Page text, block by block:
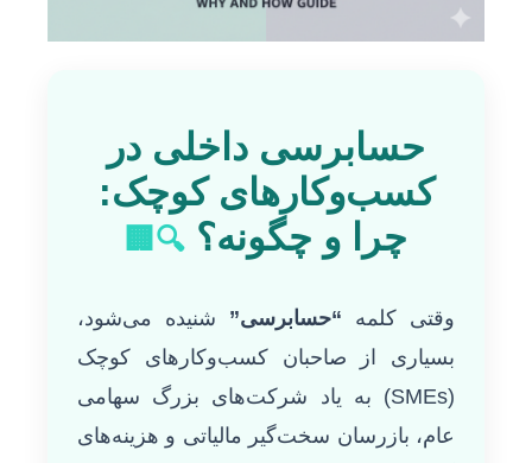
حسابرسی داخلی در
کسب‌وکارهای کوچک:
چرا و چگونه؟ 🔍🏢
وقتی کلمه “حسابرسی” شنیده می‌شود،
بسیاری از صاحبان کسب‌وکارهای کوچک
(SMEs) به یاد شرکت‌های بزرگ سهامی
عام، بازرسان سخت‌گیر مالیاتی و هزینه‌های